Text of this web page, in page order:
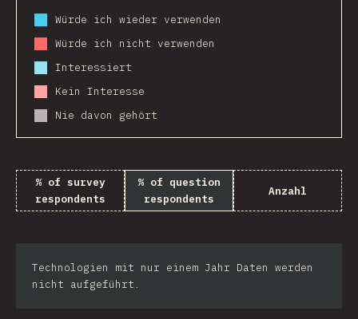
Würde ich wieder verwenden
Würde ich nicht verwenden
Interessiert
Kein Interesse
Nie davon gehört
% of survey
respondents
% of question
respondents
Anzahl
Technologien mit nur einem Jahr Daten werden
nicht aufgeführt.